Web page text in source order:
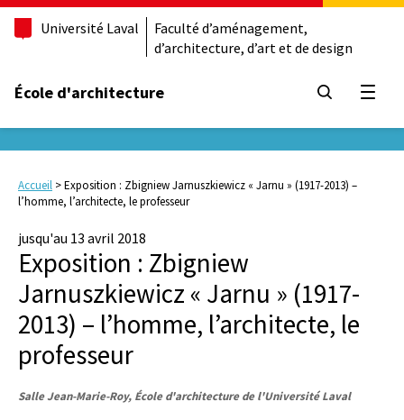
Université Laval
Faculté d’aménagement,
d’architecture, d’art et de design
École d'architecture
Accueil >Exposition : Zbigniew Jarnuszkiewicz « Jarnu » (1917-2013) –
l’homme, l’architecte, le professeur
jusqu'au 13 avril 2018
Exposition : Zbigniew
Jarnuszkiewicz « Jarnu » (1917-
2013) – l’homme, l’architecte, le
professeur
Salle Jean-Marie-Roy, École d'architecture de l'Université Laval